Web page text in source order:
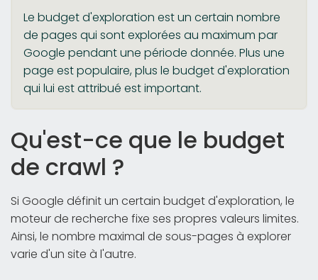
Le budget d'exploration est un certain nombre
de pages qui sont explorées au maximum par
Google pendant une période donnée. Plus une
page est populaire, plus le budget d'exploration
qui lui est attribué est important.
Qu'est-ce que le budget
de crawl ?
Si Google définit un certain budget d'exploration, le
moteur de recherche fixe ses propres valeurs limites.
Ainsi, le nombre maximal de sous-pages à explorer
varie d'un site à l'autre.